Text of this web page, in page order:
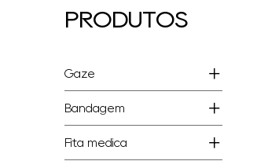
PRODUTOS
Gaze
Bandagem
Fita médica